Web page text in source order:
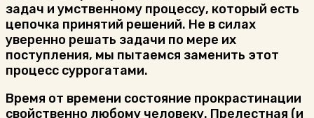
задач и умственному процессу, который есть
цепочка принятий решений. Не в силах
уверенно решать задачи по мере их
поступления, мы пытаемся заменить этот
процесс суррогатами.
Время от времени состояние прокрастинации
свойственно любому человеку. Прелестная (и